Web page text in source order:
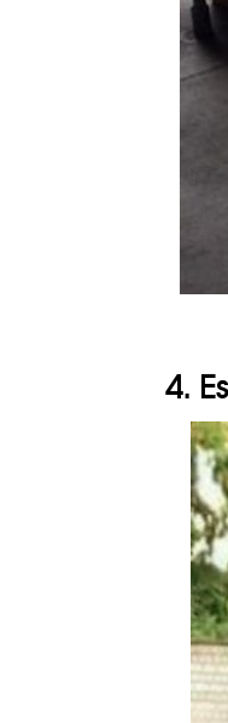
4.